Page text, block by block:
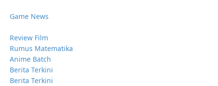
Game News
Review Film
Rumus Matematika
Anime Batch
Berita Terkini
Berita Terkini